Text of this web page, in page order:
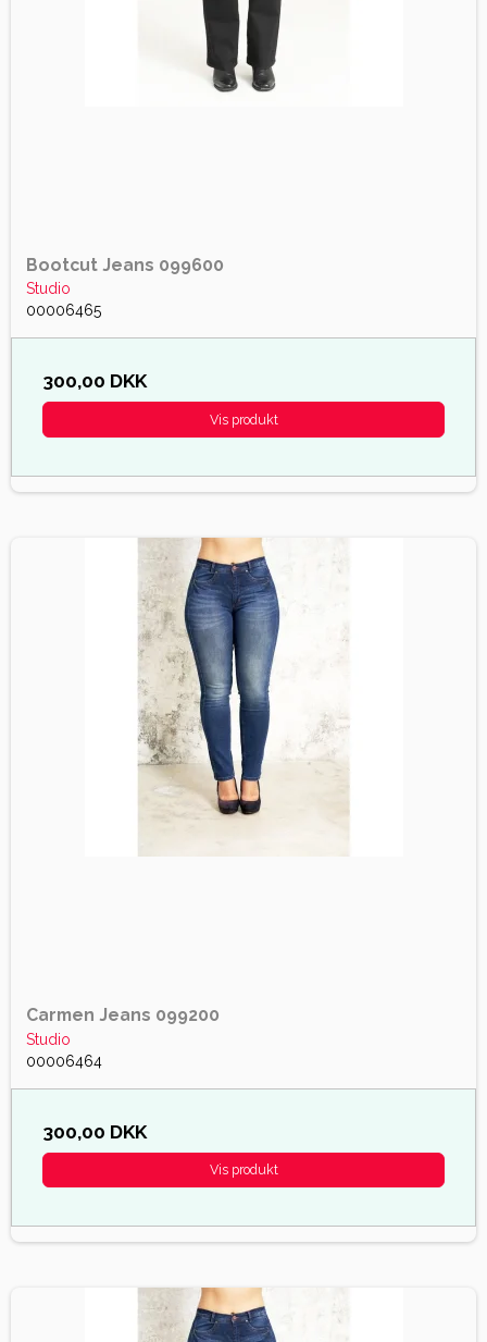
Bootcut Jeans 099600
Studio
00006465
300,00 DKK
Vis produkt
Carmen Jeans 099200
Studio
00006464
300,00 DKK
Vis produkt